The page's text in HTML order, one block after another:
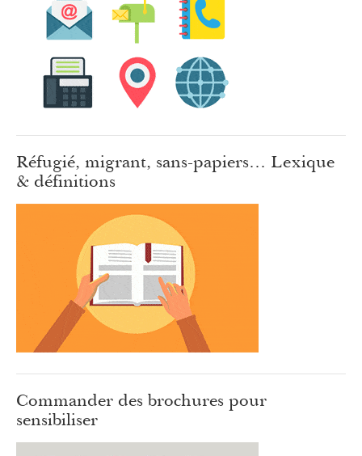
Réfugié, migrant, sans-papiers… Lexique
& définitions
Commander des brochures pour
sensibiliser